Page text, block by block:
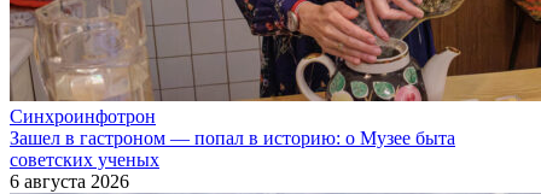
Синхроинфотрон
Зашел в гастроном — попал в историю: о Музее быта
советских ученых
6 августа 2026